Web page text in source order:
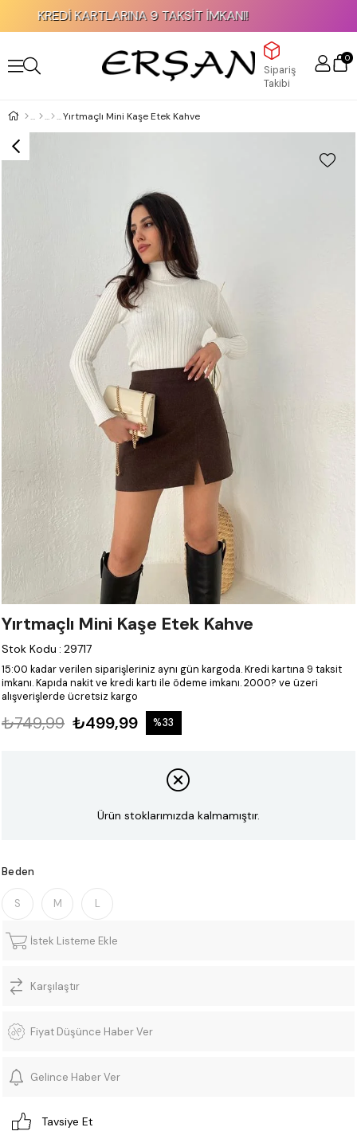
KREDİ KARTLARINA 9 TAKSİT İMKANI!
Sipariş
Takibi
0
Yırtmaçlı Mini Kaşe Etek Kahve
Yırtmaçlı Mini Kaşe Etek Kahve
Stok Kodu : 29717
15:00 kadar verilen siparişleriniz aynı gün kargoda.Kredi kartına 9 taksit
imkanı.Kapıda nakit ve kredi kartı ile ödeme imkanı.2000? ve üzeri
alışverişlerde ücretsiz kargo
₺749,99 ₺499,99 %33
Ürün stoklarımızda kalmamıştır.
Beden
S M L
İstek Listeme Ekle
Karşılaştır
Fiyat Düşünce Haber Ver
Gelince Haber Ver
Tavsiye Et